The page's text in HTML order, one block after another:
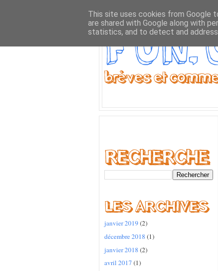
janvier 2019 (2)
décembre 2018 (1)
janvier 2018 (2)
avril 2017 (1)
This site uses cookies from Google
are shared with Google along with
statistics, and to detect and address